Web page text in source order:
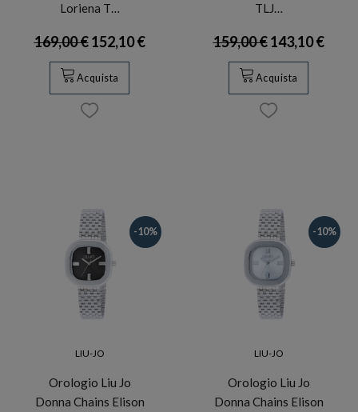
Loriena T…
169,00 €152,10 €
Acquista
TLJ…
159,00 €143,10 €
Acquista
-10%
LIU-JO
Orologio Liu Jo
Donna Chains Elison
-10%
LIU-JO
Orologio Liu Jo
Donna Chains Elison